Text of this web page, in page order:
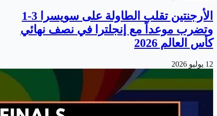
الأرجنتين تقلب الطاولة على سويسرا 3-1
وتضرب موعداً مع إنجلترا في نصف نهائي
كأس العالم 2026
12 يوليو 2026